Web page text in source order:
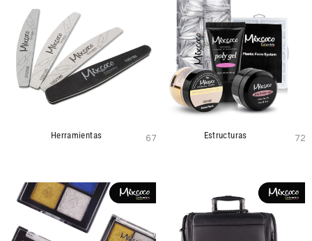
Herramientas 67 Estructuras 72